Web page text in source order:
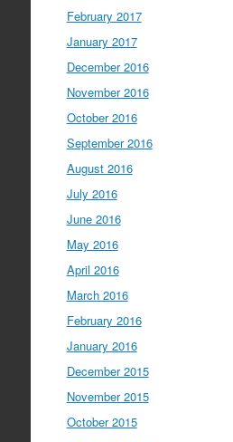
February 2017
January 2017
December 2016
November 2016
October 2016
September 2016
August 2016
July 2016
June 2016
May 2016
April 2016
March 2016
February 2016
January 2016
December 2015
November 2015
October 2015